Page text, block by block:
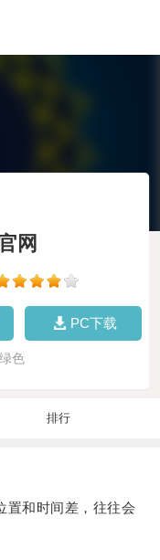
网
PC下载
色
排行
和时间差，往往会